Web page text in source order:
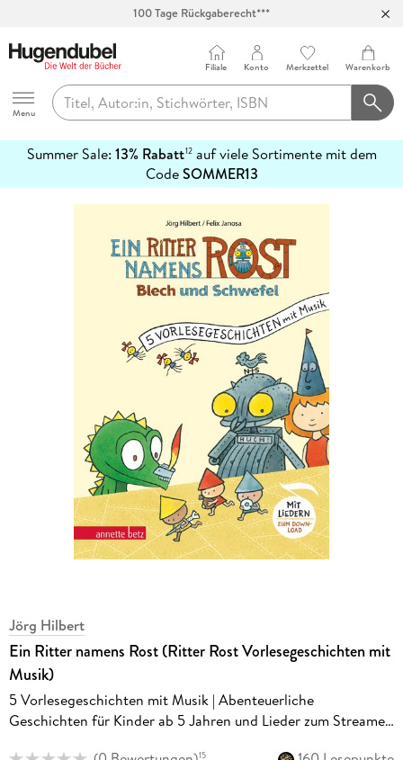
100 Tage Rückgaberecht***
Hugendubel
Menu
Filiale Konto Merkzettel Warenkorb
Summer Sale: 13% Rabatt12auf viele Sortimente mit dem
CodeSOMMER13
erfahren
Jörg Hilbert
Ein Ritter namens Rost (Ritter Rost Vorlesegeschichten mit
Musik)
5 Vorlesegeschichten mit Musik | Abenteuerliche
Geschichten für Kinder ab 5 Jahren und Lieder zum Streamen
15